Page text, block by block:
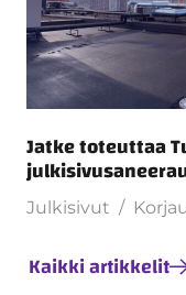
Jatke toteuttaa
Julkisivut
Kaikki artikkelit